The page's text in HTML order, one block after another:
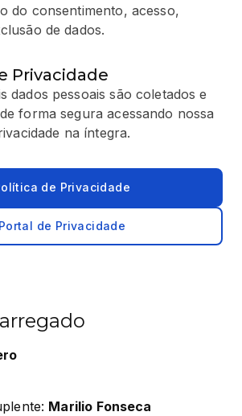
do consentimento, acesso,
de dados.
Privacidade
dados pessoais são coletados e
forma segura acessando nossa
na íntegra.
Portal de Privacidade
de Privacidade
Marilio Fonseca